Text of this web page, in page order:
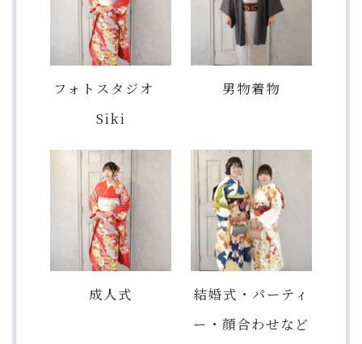
フォトスタジオ
Siki
男物着物
成人式
結婚式・パーティ
ー・顔合わせなど